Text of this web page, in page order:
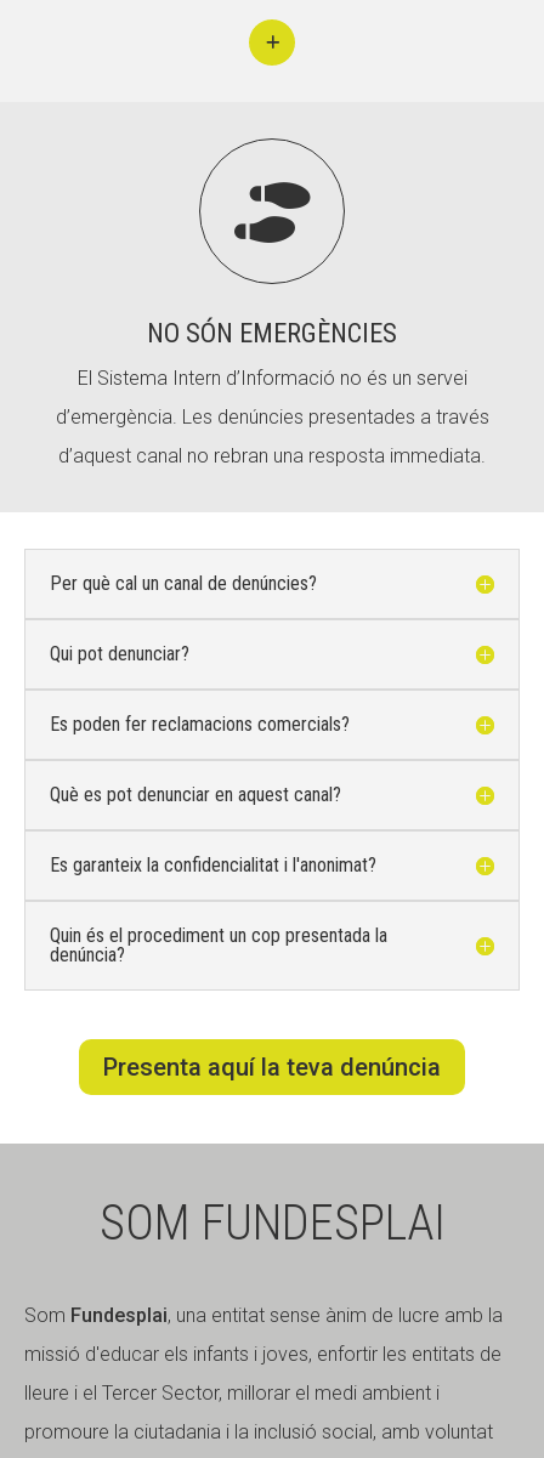

NO SÓN EMERGÈNCIES
El Sistema Intern d’Informació no és un servei
d’emergència. Les denúncies presentades a través
d’aquest canal no rebran una resposta immediata.
Per què cal un canal de denúncies?
Qui pot denunciar?
Es poden fer reclamacions comercials?
Què es pot denunciar en aquest canal?
Es garanteix la confidencialitat i l'anonimat?
Quin és el procediment un cop presentada la
denúncia?
Presenta aquí la teva denúncia
SOM FUNDESPLAI
Som Fundesplai, una entitat sense ànim de lucre amb la
missió d'educar els infants i joves, enfortir les entitats de
lleure i el Tercer Sector, millorar el medi ambient i
promoure la ciutadania i la inclusió social, amb voluntat
Fes un donatiu
Treballa amb nosaltres